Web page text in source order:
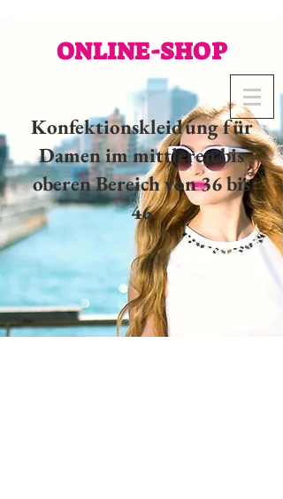
ONLINE-SHOP
Konfektionskleidung für
Damen im mittleren bis
oberen Bereich von 36 bis
46